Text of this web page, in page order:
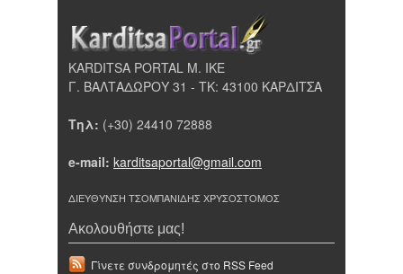
KARDITSA PORTAL Μ. ΙΚΕ
Γ. ΒΑΛΤΑΔΩΡΟΥ 31 - ΤΚ: 43100 ΚΑΡΔΙΤΣΑ
Τηλ: (+30) 24410 72888
e-mail: karditsaportal@gmail.com
ΔΙΕΥΘΥΝΣΗ ΤΣΟΜΠΑΝΙΔΗΣ ΧΡΥΣΟΣΤΟΜΟΣ
Ακολουθήστε μας!
Γίνετε συνδρομητές στο RSS Feed